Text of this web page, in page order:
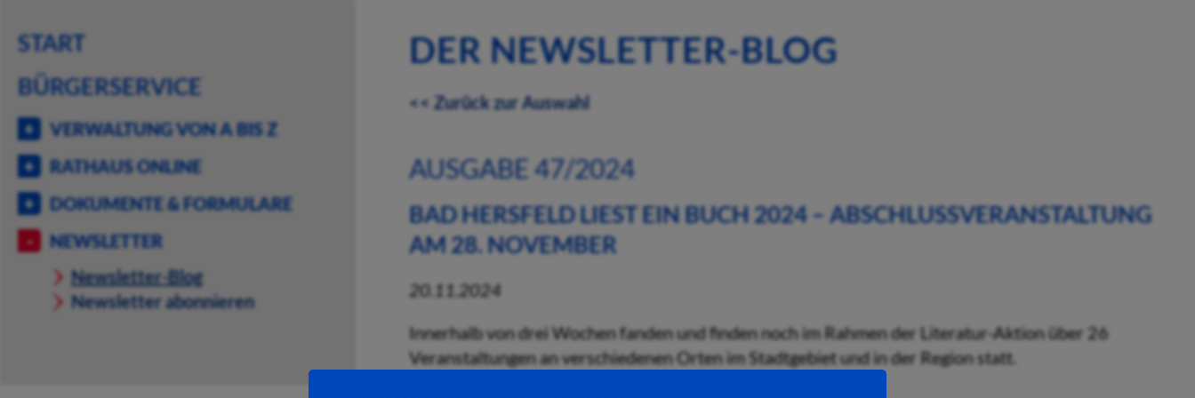
START
BÜRGERSERVICE
VERWALTUNG VON A BIS Z
RATHAUS ONLINE
DOKUMENTE & FORMULARE
NEWSLETTER
Newsletter-Blog
Newsletter abonnieren
DER NEWSLETTER-BLOG
<< Zurück zur Auswahl
AUSGABE 47/2024
BAD HERSFELD LIEST EIN BUCH 2024 – ABSCHLUSSVERANSTALTUNG
AM 28. NOVEMBER
20.11.2024
Innerhalb von drei Wochen fanden und finden noch im Rahmen der Literatur-Aktion über 26
Veranstaltungen an verschiedenen Orten im Stadtgebiet und in der Region statt.